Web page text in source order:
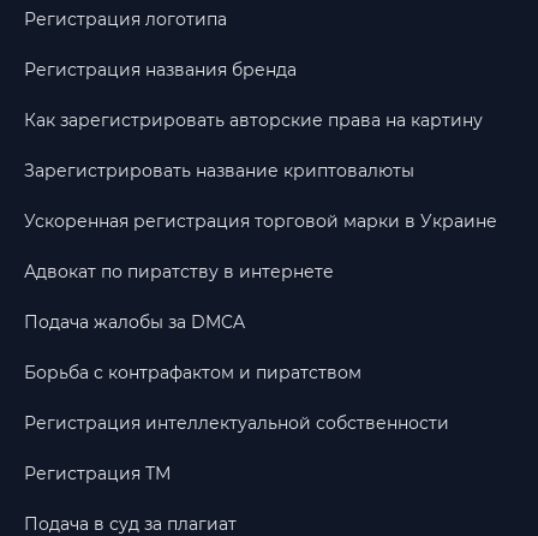
Регистрация логотипа
Регистрация названия бренда
Как зарегистрировать авторские права на картину
Зарегистрировать название криптовалюты
Ускоренная регистрация торговой марки в Украине
Адвокат по пиратству в интернете
Подача жалобы за DMCA
Борьба с контрафактом и пиратством
Регистрация интеллектуальной собственности
Регистрация ТМ
Подача в суд за плагиат